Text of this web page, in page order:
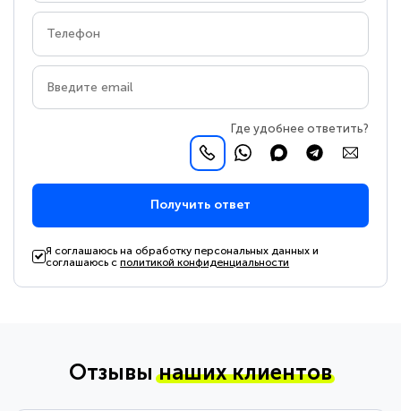
Где удобнее ответить?
Получить ответ
Я соглашаюсь на обработку персональных данных и
соглашаюсь сполитикой конфиденциальности
Отзывынаших клиентов